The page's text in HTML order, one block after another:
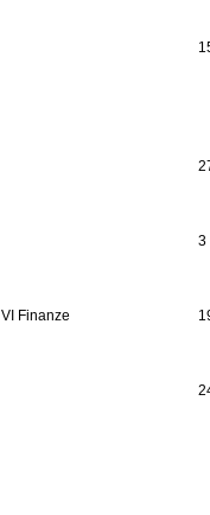
3
VI Finanze